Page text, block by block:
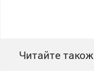
Читайте також